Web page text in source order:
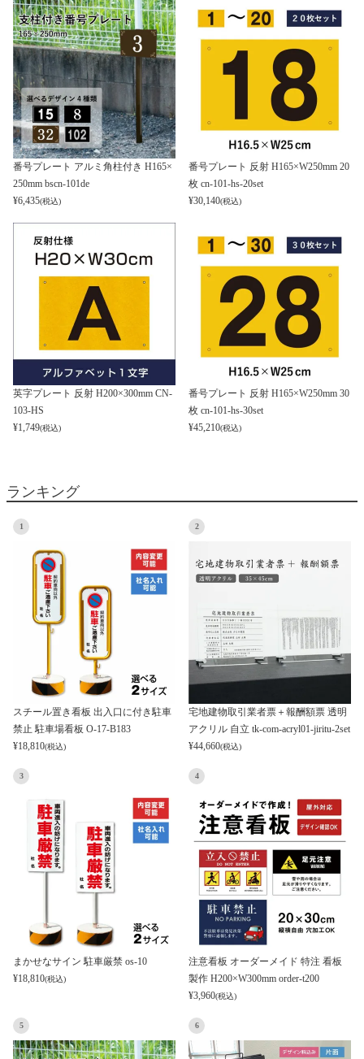
番号プレート アルミ角柱付き H165×
250mm bscn-101de
¥6,435(税込)
番号プレート 反射 H165×W250mm 20
枚 cn-101-hs-20set
¥30,140(税込)
英字プレート 反射 H200×300mm CN-
103-HS
¥1,749(税込)
番号プレート 反射 H165×W250mm 30
枚 cn-101-hs-30set
¥45,210(税込)
ランキング
1
スチール置き看板 出入口に付き駐車
禁止 駐車場看板 O-17-B183
¥18,810(税込)
2
宅地建物取引業者票＋報酬額票 透明
アクリル 自立 tk-com-acryl01-jiritu-2set
¥44,660(税込)
3
まかせなサイン 駐車厳禁 os-10
¥18,810(税込)
4
注意看板 オーダーメイド 特注 看板
製作 H200×W300mm order-t200
¥3,960(税込)
5 6